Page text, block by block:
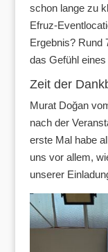
schon lange zu
Efruz-
Ergebnis? Rund
das Gefühl
Zeit der
Murat Doğan
nach der
erste Mal habe
uns vor allem,
unserer